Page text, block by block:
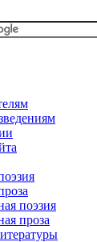
поэзия
проза